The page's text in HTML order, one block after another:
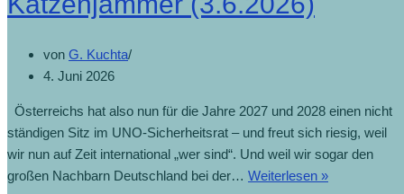
von G. Kuchta
4. Juni 2026
Österreichs hat also nun für die Jahre 2027 und 2028 einen nicht
ständigen Sitz im UNO-Sicherheitsrat – und freut sich riesig, weil
wir nun auf Zeit international „wer sind“. Und weil wir sogar den
großen Nachbarn Deutschland bei der… Weiterlesen »